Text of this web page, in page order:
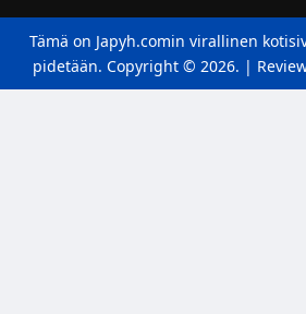
Tämä on Japyh.comin virallinen
pidetään. Copyright © 2026. |